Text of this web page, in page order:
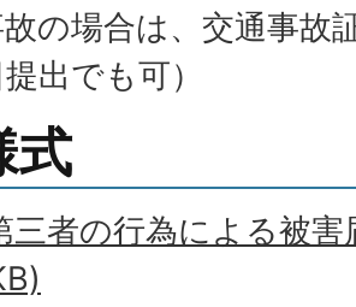
の場合は、交通事故
出でも可）
式
三者の行為による被